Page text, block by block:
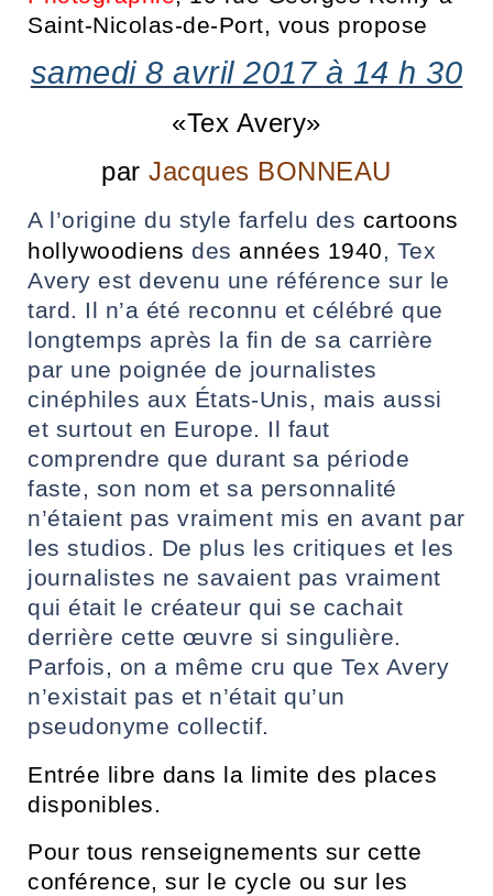
Comité d'Histoire Régionale
Service Inventaire et Patrimoines de la Région Grand Est
Amateurs d’histoire et de patrimoine
Responsables de structures
Étudiants & chercheurs
Saint-Nicolas-de-Port, vous propose
samedi 8 avril 2017 à 14 h 30
«Tex Avery»
parJacques BONNEAU
A l’origine du style farfelu des cartoons
hollywoodiens des années 1940, Tex
Avery est devenu une référence sur le
tard. Il n’a été reconnu et célébré que
longtemps après la fin de sa carrière
par une poignée de journalistes
cinéphiles aux États-Unis, mais aussi
et surtout en Europe. Il faut
comprendre que durant sa période
faste, son nom et sa personnalité
n’étaient pas vraiment mis en avant par
les studios. De plus les critiques et les
journalistes ne savaient pas vraiment
qui était le créateur qui se cachait
derrière cette œuvre si singulière.
Parfois, on a même cru que Tex Avery
n’existait pas et n’était qu’un
pseudonyme collectif.
Entrée libre dans la limite des places
disponibles.
Pour tous renseignements sur cette
conférence, sur le cycle ou sur les